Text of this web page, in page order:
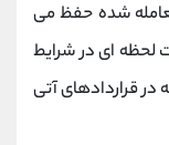
شده حفظ می
لحظه ای در شرایط
در قراردادهای آتی